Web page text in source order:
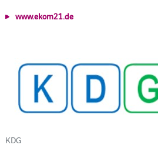
www.ekom21.de
KDG